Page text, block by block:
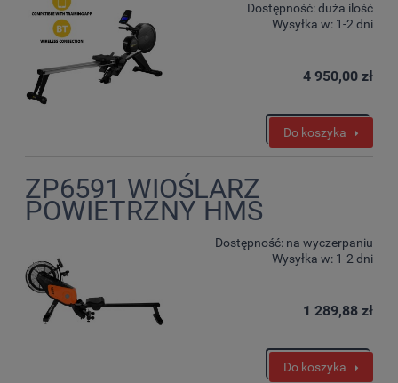
Dostępność:duża ilość
Wysyłka w: 1-2 dni
4 950,00 zł
Do koszyka
ZP6591 WIOŚLARZ
POWIETRZNY HMS
Dostępność: na wyczerpaniu
Wysyłka w: 1-2 dni
1 289,88 zł
Do koszyka